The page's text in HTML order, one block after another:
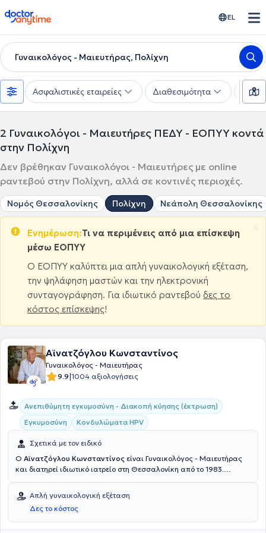
doctoranytime EL
Γυναικολόγος - Μαιευτήρας, Πολίχνη
Ασφαλιστικές εταιρείες Διαθεσιμότητα
2 Γυναικολόγοι - Μαιευτήρες ΠΕΔΥ - ΕΟΠΥΥ κοντά
στην Πολίχνη
Δεν βρέθηκαν Γυναικολόγοι - Μαιευτήρες με online
ραντεβού στην Πολίχνη, αλλά σε κοντινές περιοχές.
Νομός Θεσσαλονίκης Πολίχνη Νεάπολη Θεσσαλονίκης
Ενημέρωση:Τι να περιμένεις από μια επίσκεψη
μέσω ΕΟΠΥΥ
Ο ΕΟΠΥΥ καλύπτει μια απλή γυναικολογική εξέταση,
την ψηλάφηση μαστών και την ηλεκτρονική
συνταγογράφηση. Για ιδιωτικό ραντεβού δες το
κόστος επίσκεψης!
×
Αϊνατζόγλου Κωνσταντίνος
Γυναικολόγος - Μαιευτήρας
9.9|1004 αξιολογήσεις
Ανεπιθύμητη εγκυμοσύνη - Διακοπή κύησης (έκτρωση)
Εγκυμοσύνη
Κονδυλώματα HPV
Σχετικά με τον ειδικό
O Αϊνατζόγλου Κωνσταντίνος είναι Γυναικολόγος - Μαιευτήρας
και διατηρεί ιδιωτικό ιατρείο στη Θεσσαλονίκη από το 1983.
Πανεπιστημίου Θεσσαλονίκης και ειδικεύτηκε στη Μαιευτική -
Γυναικολογία στο Γενικό Νοσοκομείο Δράμας και στη Β’ Μαιευτική
Γυναικολογική Κλινική του Γενικού Νοσοκομείου Θεσσαλονίκης
“Ιπποκράτειο”. Εργάστηκε ως επιστημονικός συνεργάτης στη Β’
Απλή γυναικολογική εξέταση
Δες το κόστος